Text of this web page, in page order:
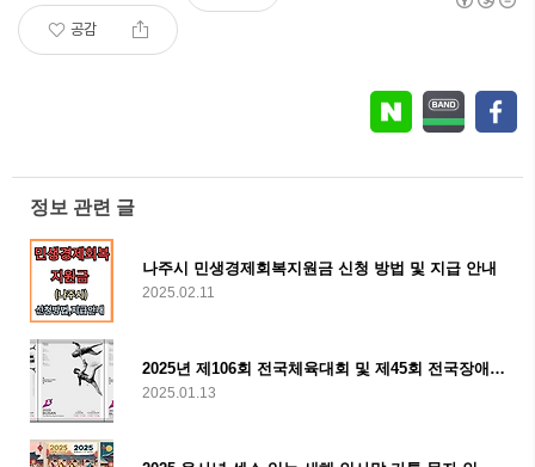
공감
정보 관련 글
나주시 민생경제회복지원금 신청 방법 및 지급 안내
2025.02.11
2025년 제106회 전국체육대회 및 제45회 전국장애인체육대회
2025.01.13